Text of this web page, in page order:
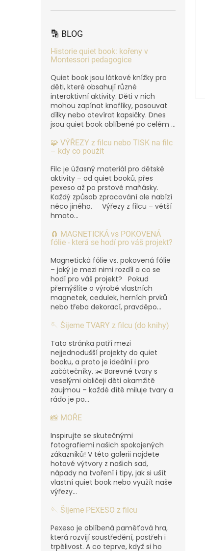
🔡 BLOG
Historie quiet book: kořeny v
Montessori pedagogice
Quiet book jsou látkové knížky pro
děti, které obsahují různé
interaktivní aktivity. Děti v nich
mohou zapínat knoflíky, posouvat
dílky nebo otevírat kapsičky. Dnes
jsou quiet book oblíbené po celém ...
🧩 VÝŘEZY z filcu nebo TISK na filc
– kdy co použít
Filc je úžasný materiál pro dětské
aktivity – od quiet booků, přes
pexeso až po prstové maňásky.
Každý způsob zpracování ale nabízí
něco jiného. Výřezy z filcu – větší
hmato...
🧲 MAGNETICKÁ vs POKOVENÁ
fólie - která se hodí pro váš projekt?
Magnetická fólie vs. pokovená fólie
– jaký je mezi nimi rozdíl a co se
hodí pro váš projekt? Pokud
přemýšlíte o výrobě vlastních
magnetek, cedulek, herních prvků
nebo třeba dekorací, pravděpo...
🪡 Šijeme TVARY z filcu (do knihy)
Tato stránka patří mezi
nejjednodušší projekty do quiet
booku, a proto je ideální i pro
začátečníky. ✂️ Barevné tvary s
veselými obličeji děti okamžitě
zaujmou – každé dítě miluje tvary a
rádo je po...
📸 MOŘE
Inspirujte se skutečnými
fotografiemi našich spokojených
zákazníků! V této galerii najdete
hotové výtvory z našich sad,
nápady na tvoření i tipy, jak si ušít
vlastní quiet book nebo využít naše
výřezy...
🪡 Šijeme PEXESO z filcu
Pexeso je oblíbená paměťová hra,
která rozvíjí soustředění, postřeh i
trpělivost. A co teprve, když si ho